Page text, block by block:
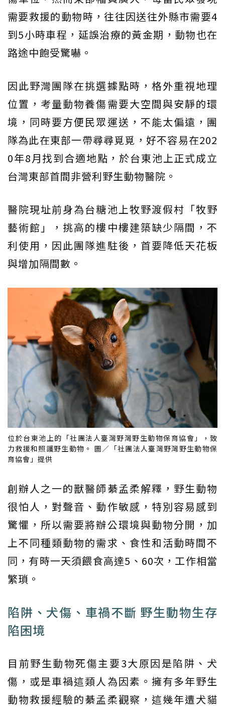
需要救援的動物時，往往因送往外縣市需要4
到5小時車程，延誤治療的黃金期，動物也在
路途中飽受驚嚇。
因此野灣團隊在挑選據點時，格外重視地理
位置，考量動物養傷需要大空間與安靜的環
境，同時要方便民眾運送，不能太偏遠，團
隊為此在東部一帶尋尋覓覓，好不容易在202
0年8月找到合適地點，於台東池上正式成立
台灣東部首間非營利野生動物醫院。
醫院現址前身為台糖池上牧野渡假村「牧野
藝術館」，挑高的樓中樓建築缺少隔間，不
利使用，因此團隊進駐後，首要降低天花板
與增加隔間數。
位於台東池上的「社團法人臺灣野灣野生動物保育協會」，致
力救援和照護野生動物。 圖／「社團法人臺灣野灣野生動物保
育協會」提供
創辦人之一的獸醫師綦孟柔解釋，野生動物
很怕人，對聲音、動作敏感，特別容易感到
驚懼，所以需要將辦公環境與動物分開，加
上不同種類動物的需求、食性和活動時間不
同，有時一天須餵食高達5、60次，工作相當
繁瑣。
陷阱、犬傷、車禍不斷 野生動物生存
陷困境
目前野生動物死傷主要3大原因是陷阱、犬
傷，或是車禍這類人為因素。擁有多年野生
動物救援經驗的綦孟柔觀察，這幾年遭犬貓